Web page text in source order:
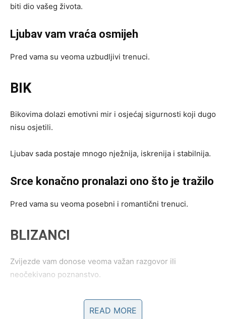
biti dio vašeg života.
Ljubav vam vraća osmijeh
Pred vama su veoma uzbudljivi trenuci.
BIK
Bikovima dolazi emotivni mir i osjećaj sigurnosti koji dugo
nisu osjetili.
Ljubav sada postaje mnogo nježnija, iskrenija i stabilnija.
Srce konačno pronalazi ono što je tražilo
Pred vama su veoma posebni i romantični trenuci.
BLIZANCI
Zvijezde vam donose veoma važan razgovor ili
neočekivano poznanstvo.
Moguće je da ćete upoznati osobu sa kojom odmah
osjećate jaku povezanost.READ MORE